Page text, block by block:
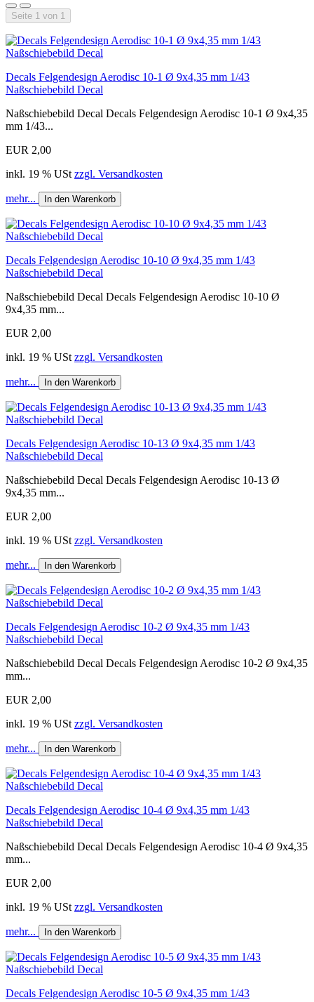
Seite 1 von 1
Decals Felgendesign Aerodisc 10-1 Ø 9x4,35 mm 1/43
Naßschiebebild Decal
Naßschiebebild Decal Decals Felgendesign Aerodisc 10-1 Ø 9x4,35
mm 1/43...
EUR 2,00
inkl. 19 % USt zzgl. Versandkosten
mehr... In den Warenkorb
Decals Felgendesign Aerodisc 10-10 Ø 9x4,35 mm 1/43
Naßschiebebild Decal
Naßschiebebild Decal Decals Felgendesign Aerodisc 10-10 Ø
9x4,35 mm...
EUR 2,00
inkl. 19 % USt zzgl. Versandkosten
mehr... In den Warenkorb
Decals Felgendesign Aerodisc 10-13 Ø 9x4,35 mm 1/43
Naßschiebebild Decal
Naßschiebebild Decal Decals Felgendesign Aerodisc 10-13 Ø
9x4,35 mm...
EUR 2,00
inkl. 19 % USt zzgl. Versandkosten
mehr... In den Warenkorb
Decals Felgendesign Aerodisc 10-2 Ø 9x4,35 mm 1/43
Naßschiebebild Decal
Naßschiebebild Decal Decals Felgendesign Aerodisc 10-2 Ø 9x4,35
mm...
EUR 2,00
inkl. 19 % USt zzgl. Versandkosten
mehr... In den Warenkorb
Decals Felgendesign Aerodisc 10-4 Ø 9x4,35 mm 1/43
Naßschiebebild Decal
Naßschiebebild Decal Decals Felgendesign Aerodisc 10-4 Ø 9x4,35
mm...
EUR 2,00
inkl. 19 % USt zzgl. Versandkosten
mehr... In den Warenkorb
Decals Felgendesign Aerodisc 10-5 Ø 9x4,35 mm 1/43